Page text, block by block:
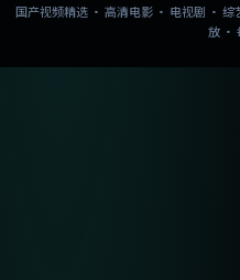
国产视频精选 · 高清电影 · 电视剧 ·
放 ·